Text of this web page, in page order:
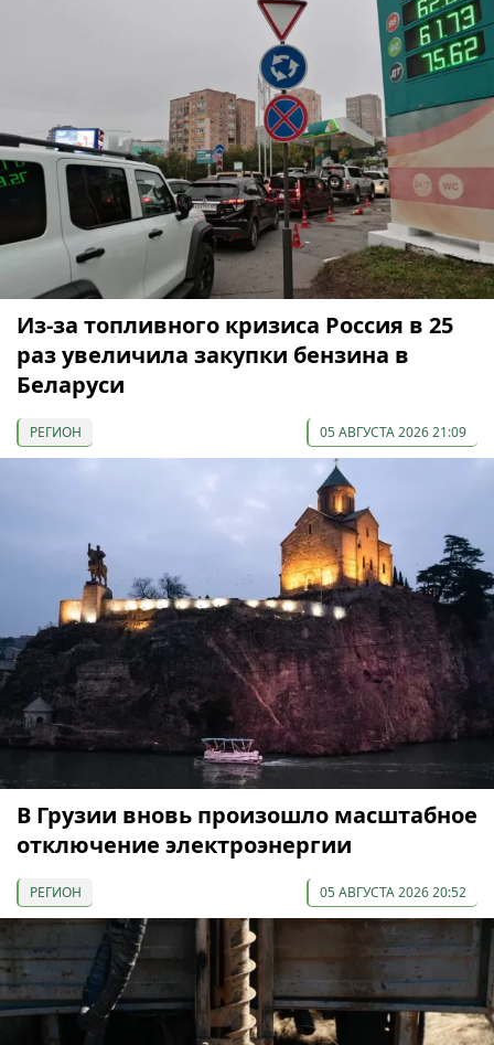
Из-за топливного кризиса Россия в 25
раз увеличила закупки бензина в
Беларуси
РЕГИОН 05 АВГУСТА 2026 21:09
В Грузии вновь произошло масштабное
отключение электроэнергии
РЕГИОН 05 АВГУСТА 2026 20:52